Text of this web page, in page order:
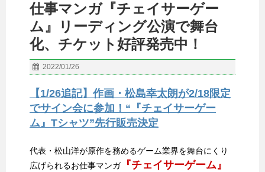
仕事マンガ『チェイサーゲー
ム』リーディング公演で舞台
化、チケット好評発売中！
2022/01/26
【1/26追記】作画・松島幸太朗が2/18限定
でサイン会に参加！“『チェイサーゲー
ム』Tシャツ”先行販売決定
代表・松山洋が原作を務めるゲーム業界を舞台にくり
広げられるお仕事マンガ『チェイサーゲーム』